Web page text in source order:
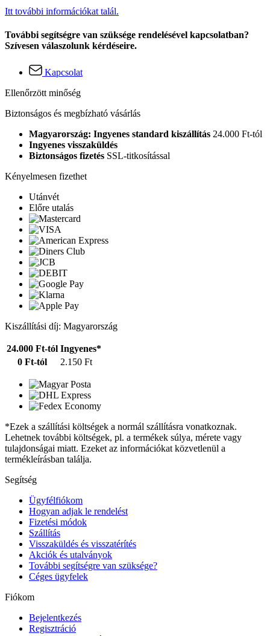
Itt további információkat talál.
További segítségre van szüksége rendelésével kapcsolatban?
Szívesen válaszolunk kérdéseire.
Kapcsolat
Ellenőrzött minőség
Biztonságos és megbízható vásárlás
Magyarország: Ingyenes standard kiszállítás 24.000 Ft-tól
Ingyenes visszaküldés
Biztonságos fizetés SSL-titkosítással
Kényelmesen fizethet
Utánvét
Előre utalás
Kiszállítási díj: Magyarország
24.000 Ft-tól Ingyenes*
0 Ft-tól
2.150 Ft
*Ezek a szállítási költségek a normál szállításra vonatkoznak.
Lehetnek további költségek, pl. a termékek súlya, mérete vagy
tulajdonságai miatt. Ezeket az információkat közvetlenül a
termékleírásban találja.
Segítség
Ügyfélfiókom
Hogyan adjak le rendelést
Fizetési módok
Szállítás
Visszaküldés és visszatérítés
Akciók és utalványok
További segítségre van szüksége?
Céges ügyfelek
Fiókom
Bejelentkezés
Regisztráció